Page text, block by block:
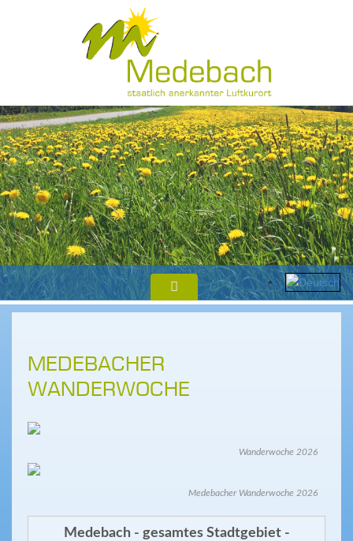
MEDEBACHER
WANDERWOCHE
Wanderwoche 2026
Medebacher Wanderwoche 2026
Medebach - gesamtes Stadtgebiet -